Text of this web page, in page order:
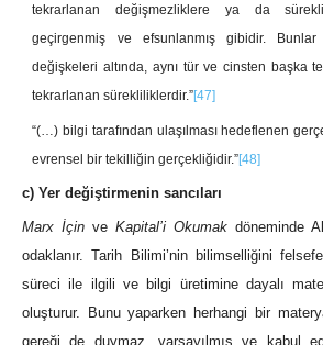
tekrarlanan değişmezliklere ya da
geçirgenmiş ve efsunlanmış gibidir.
değişkeleri altında, aynı tür ve cinsten başka
tekrarlanan sürekliliklerdir.”[47]
“(…) bilgi tarafından ulaşılması hedeflenen
evrensel bir tekilliğin gerçekliğidir.”[48]
c) Yer değiştirmenin sancıları
Marx İçin ve Kapital’i Okumak döneminde
odaklanır. Tarih Bilimi’nin bilimselliğini
süreci ile ilgili ve bilgi üretimine dayalı
oluşturur. Bunu yaparken herhangi bir
gereği de duymaz, varsayılmış ve kabul